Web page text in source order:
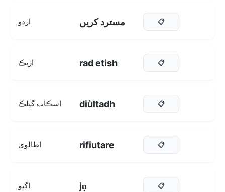
اردو مسترد کریں 📋
ازبڪ rad etish 📋
اسڪاٽ گيلڪ diùltadh 📋
اطالوي rifiutare 📋
اگبو jụ 📋